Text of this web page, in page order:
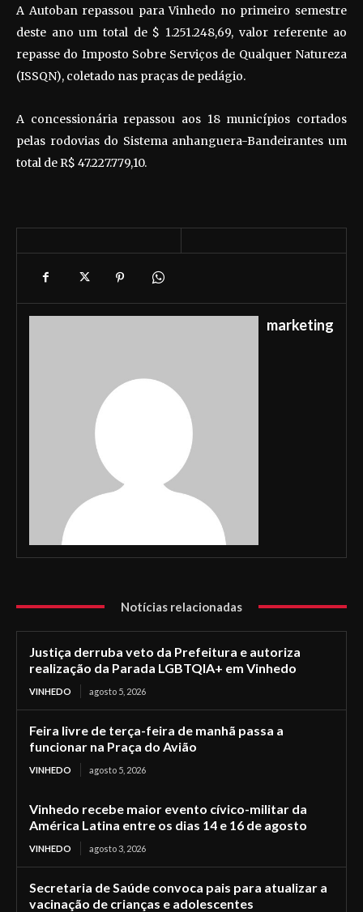
A Autoban repassou para Vinhedo no primeiro semestre
deste ano um total de $ 1.251.248,69, valor referente ao
repasse do Imposto Sobre Serviços de Qualquer Natureza
(ISSQN), coletado nas praças de pedágio.
A concessionária repassou aos 18 municípios cortados
pelas rodovias do Sistema anhanguera-Bandeirantes um
total de R$ 47.227.779,10.
marketing
Notícias relacionadas
Justiça derruba veto da Prefeitura e autoriza
realização da Parada LGBTQIA+ em Vinhedo
VINHEDO agosto 5, 2026
Feira livre de terça-feira de manhã passa a
funcionar na Praça do Avião
VINHEDO agosto 5, 2026
Vinhedo recebe maior evento cívico-militar da
América Latina entre os dias 14 e 16 de agosto
VINHEDO agosto 3, 2026
Secretaria de Saúde convoca pais para atualizar a
vacinação de crianças e adolescentes